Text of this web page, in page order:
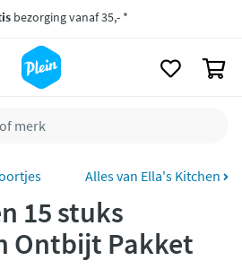
bezorging vanaf 35,- *
uiterlijkmaandag
retourneren
neutraal bezorgd
met Klarna
Alles van Ella's Kitchen
15 stuks
Ontbijt Pakket